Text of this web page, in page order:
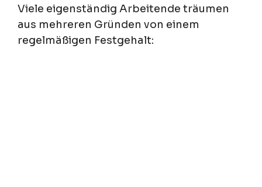
Viele eigenständig Arbeitende träumen
aus mehreren Gründen von einem
regelmäßigen Festgehalt: